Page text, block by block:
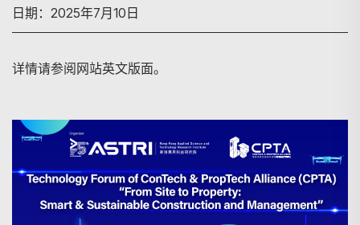
日期：2025年7月10日
详情请参阅网站英文版面。